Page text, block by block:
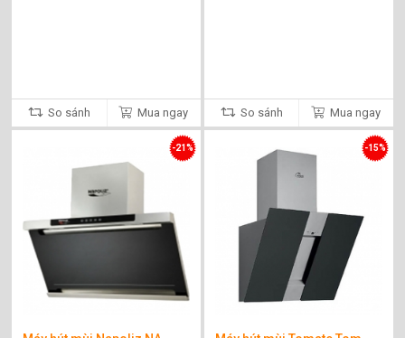
So sánh Mua ngay So sánh Mua ngay
-21% -15%